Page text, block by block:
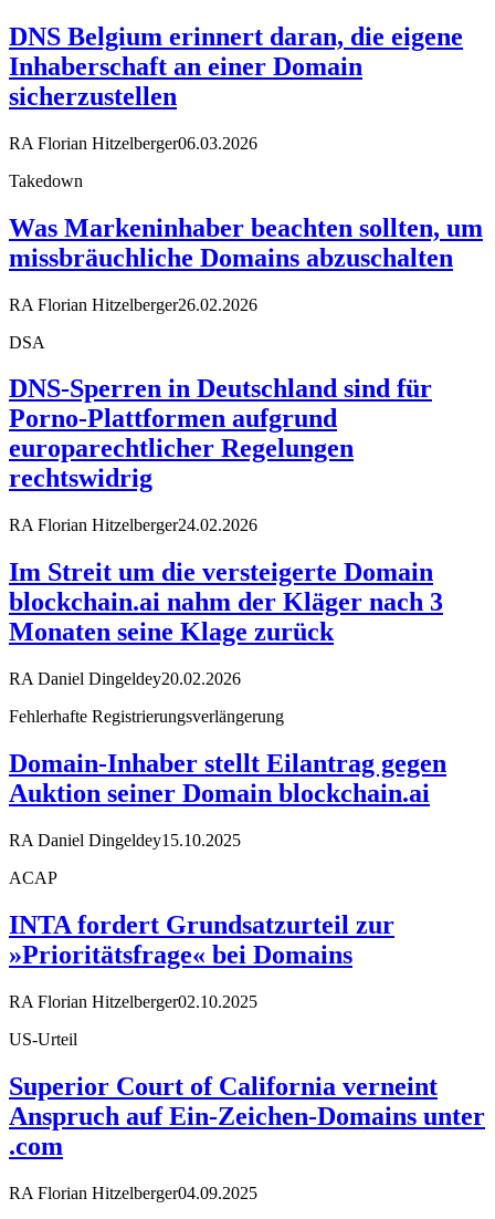
DNS Belgium erinnert daran, die eigene
Inhaberschaft an einer Domain
sicherzustellen
RA Florian Hitzelberger06.03.2026
Takedown
Was Markeninhaber beachten sollten, um
missbräuchliche Domains abzuschalten
RA Florian Hitzelberger26.02.2026
DSA
DNS-Sperren in Deutschland sind für
Porno-Plattformen aufgrund
europarechtlicher Regelungen
rechtswidrig
RA Florian Hitzelberger24.02.2026
Im Streit um die versteigerte Domain
blockchain.ai nahm der Kläger nach 3
Monaten seine Klage zurück
RA Daniel Dingeldey20.02.2026
Fehlerhafte Registrierungsverlängerung
Domain-Inhaber stellt Eilantrag gegen
Auktion seiner Domain blockchain.ai
RA Daniel Dingeldey15.10.2025
ACAP
INTA fordert Grundsatzurteil zur
»Prioritätsfrage« bei Domains
RA Florian Hitzelberger02.10.2025
US-Urteil
Superior Court of California verneint
Anspruch auf Ein-Zeichen-Domains unter
.com
RA Florian Hitzelberger04.09.2025